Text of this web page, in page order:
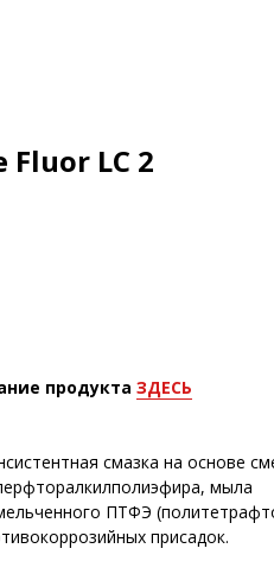
Fluor LC 2
продукта ЗДЕСЬ
смазка на основе
мыла
ПТФЭ
присадок.